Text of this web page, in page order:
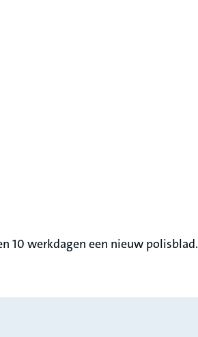
10 werkdagen een nieuw polisblad.